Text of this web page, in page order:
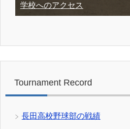
学校へのアクセス
Tournament Record
長田高校野球部の戦績